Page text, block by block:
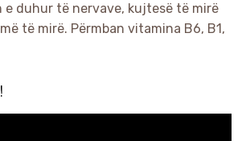
e duhur të nervave, kujtesë të mirë
të mirë. Përmban vitamina B6, B1,